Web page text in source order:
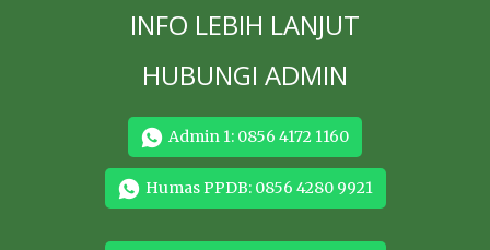
INFO LEBIH LANJUT
HUBUNGI ADMIN
Admin 1: 0856 4172 1160
Humas PPDB: 0856 4280 9921